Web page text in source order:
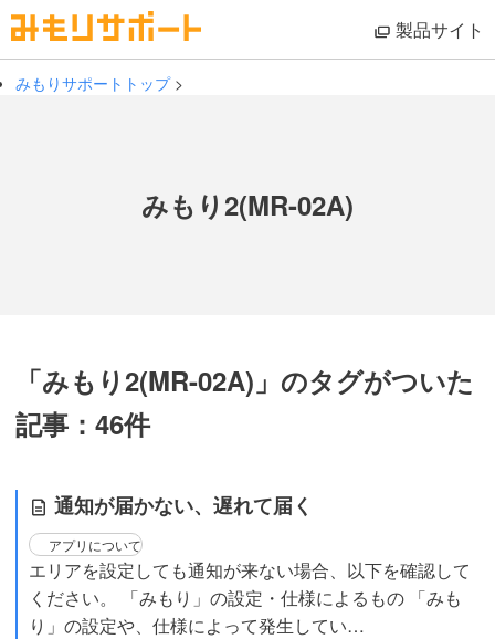
製品サイト
みもりサポートトップ>
みもり2(MR-02A)
「みもり2(MR-02A)」のタグがついた
記事：46件
通知が届かない、遅れて届く
アプリについて
エリアを設定しても通知が来ない場合、以下を確認して
ください。 「みもり」の設定・仕様によるもの 「みも
り」の設定や、仕様によって発生してい…